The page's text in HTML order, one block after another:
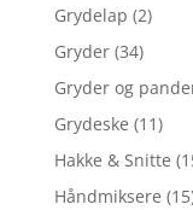
Grydelap (2)
Gryder (34)
Gryder og
Grydeske (11)
Hakke & Snitte
Håndmiksere